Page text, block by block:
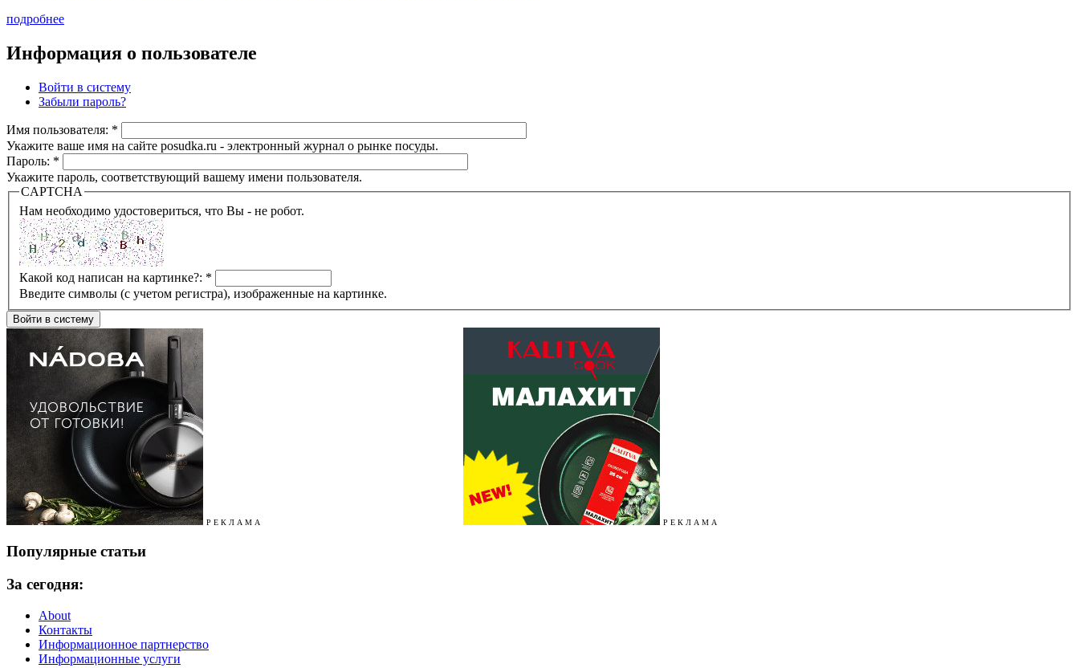
подробнее
Информация о пользователе
Войти в систему
Забыли пароль?
Имя пользователя: *
Укажите ваше имя на сайте posudka.ru - электронный журнал о рынке посуды.
Пароль: *
Укажите пароль, соответствующий вашему имени пользователя.
CAPTCHA
Нам необходимо удостовериться, что Вы - не робот.
Какой код написан на картинке?: *
Введите символы (с учетом регистра), изображенные на картинке.
Р Е К Л А М А Р Е К Л А М А
Популярные статьи
За сегодня:
About
Контакты
Информационное партнерство
Информационные услуги